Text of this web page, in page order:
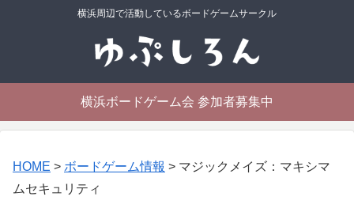
横浜周辺で活動しているボードゲームサークル
横浜ボードゲーム会 参加者募集中
HOME > ボードゲーム情報 > マジックメイズ：マキシマ
ムセキュリティ